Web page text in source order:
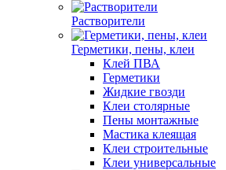
Растворители
Герметики, пены, клеи
Клей ПВА
Герметики
Жидкие гвозди
Клеи столярные
Пены монтажные
Мастика клеящая
Клеи строительные
Клеи универсальные